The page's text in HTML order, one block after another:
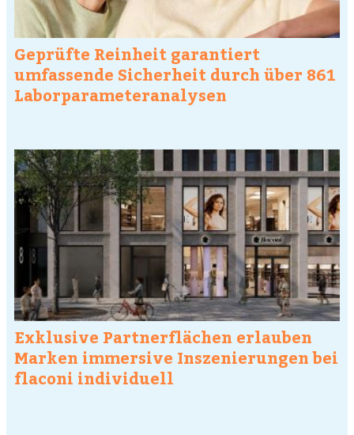
Geprüfte Reinheit garantiert
umfassende Sicherheit durch über 861
Laborparameteranalysen
Exklusive Partnerflächen erlauben
Marken immersive Inszenierungen bei
flaconi individuell